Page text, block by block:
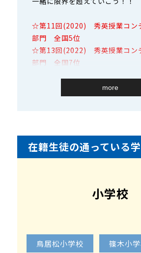
☆第11回(2020) 秀英授業コ
部門 全国5位
☆第13回(2022) 秀英授業コ
部門 全国7位
部門 全国3位 殿堂入り
☆第5回(2024) 秀英コーチン
more
在籍生徒の通っている
小学校
鳥居松小学校 篠木小